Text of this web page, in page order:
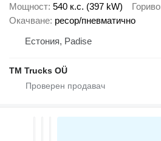
Мощност 540 к.с. (397 kW) Гориво
Окачване ресор/пневматично
Естония, Padise
TM Trucks OÜ